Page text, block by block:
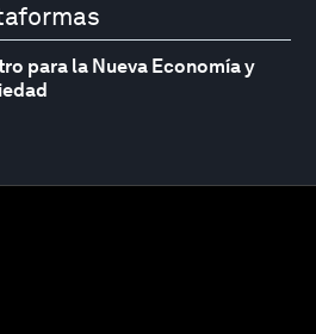
para la Nueva Economía y